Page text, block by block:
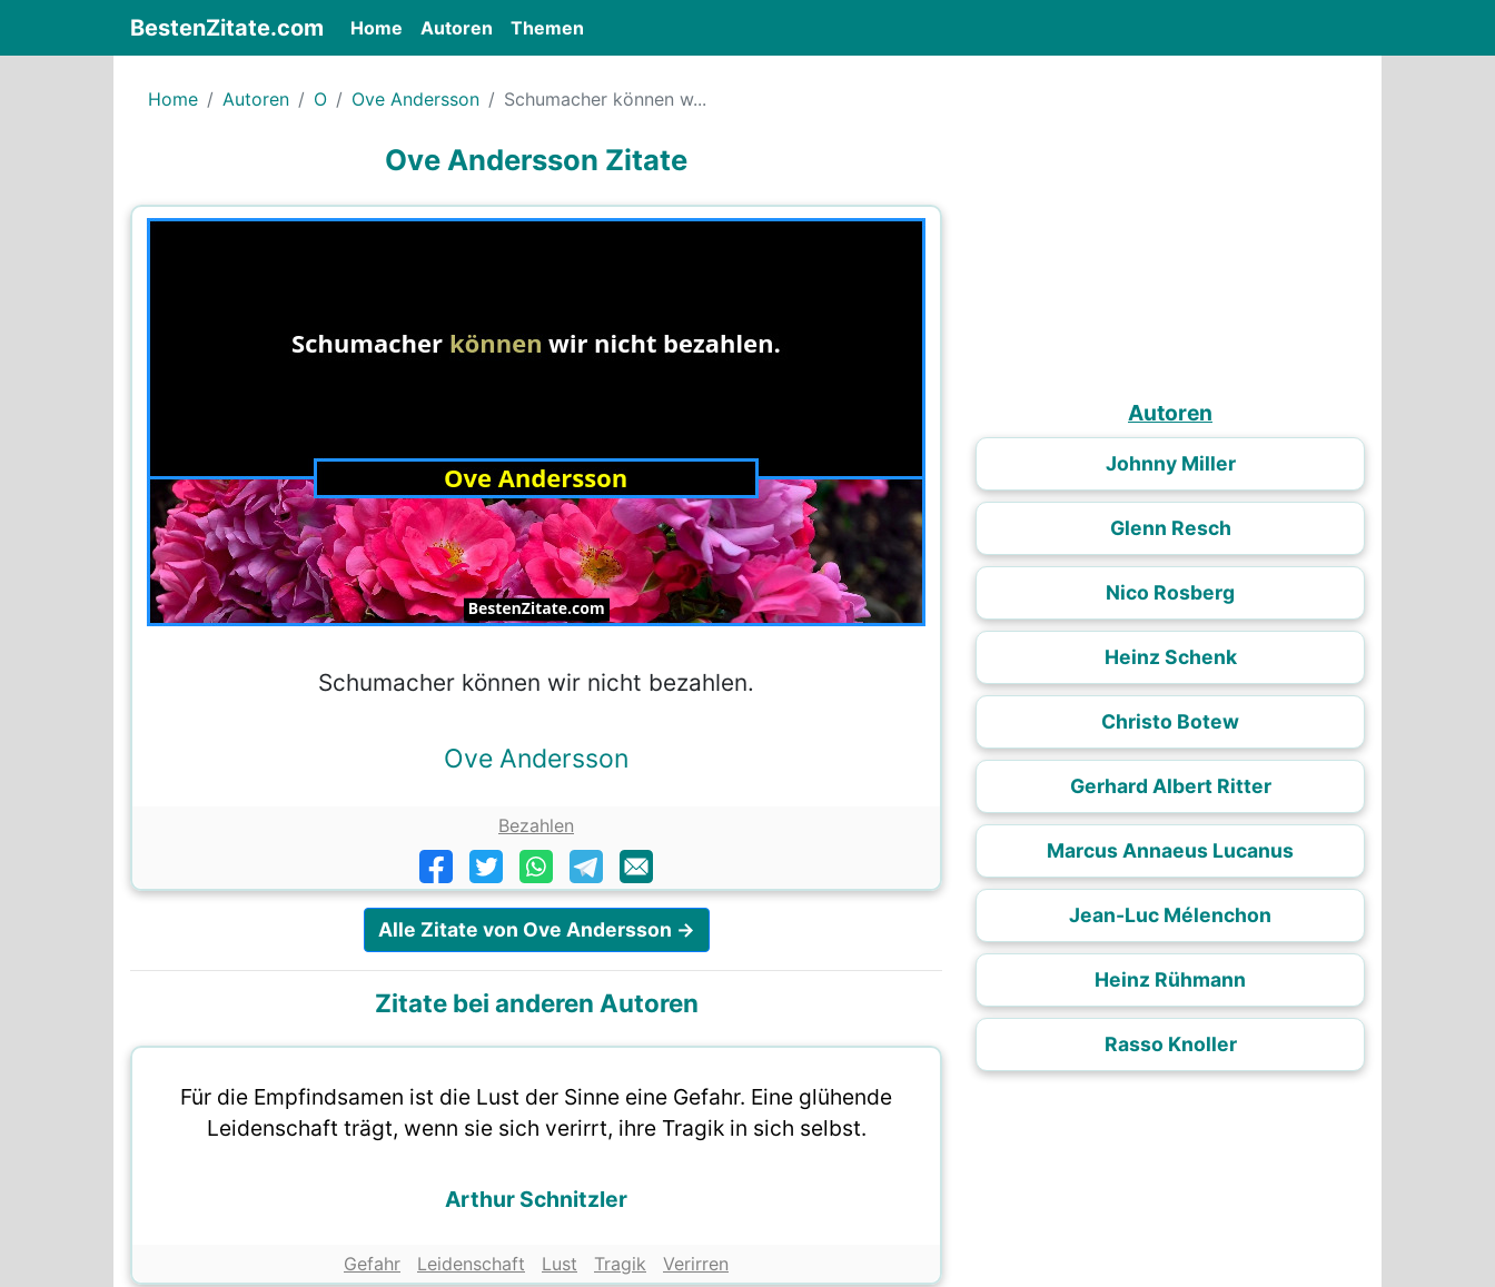
BestenZitate.com Home (current)
Autoren Themen
Home Autoren O Ove Andersson Schumacher können w...
Ove Andersson Zitate
Schumacher können wir nicht bezahlen.
Ove Andersson
Bezahlen
Alle Zitate von Ove Andersson →
Zitate bei anderen Autoren
Für die Empfindsamen ist die Lust der Sinne eine Gefahr. Eine glühende
Leidenschaft trägt, wenn sie sich verirrt, ihre Tragik in sich selbst.
Arthur Schnitzler
Gefahr Leidenschaft Lust Tragik Verirren
Autoren
Johnny Miller
Glenn Resch
Nico Rosberg
Heinz Schenk
Christo Botew
Gerhard Albert Ritter
Marcus Annaeus Lucanus
Jean-Luc Mélenchon
Heinz Rühmann
Rasso Knoller